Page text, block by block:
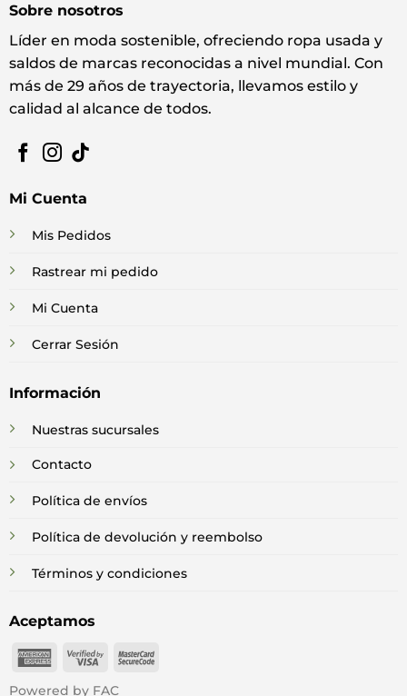
Sobre nosotros
Líder en moda sostenible, ofreciendo ropa usada y
saldos de marcas reconocidas a nivel mundial. Con
más de 29 años de trayectoria, llevamos estilo y
calidad al alcance de todos.
Mi Cuenta
Mis Pedidos
Rastrear mi pedido
Mi Cuenta
Cerrar Sesión
Información
Nuestras sucursales
Contacto
Política de envíos
Política de devolución y reembolso
Términos y condiciones
Aceptamos
American
Visa
MasterCard
Powered by FAC